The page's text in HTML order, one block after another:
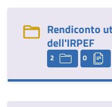
Rendiconto
dell'IRPEF
2 0